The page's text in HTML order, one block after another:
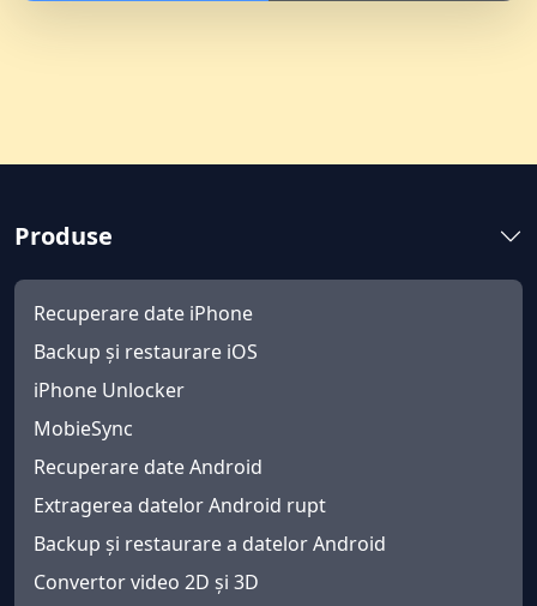
Produse
Recuperare date iPhone
Backup și restaurare iOS
iPhone Unlocker
MobieSync
Recuperare date Android
Extragerea datelor Android rupt
Backup și restaurare a datelor Android
Convertor video 2D și 3D